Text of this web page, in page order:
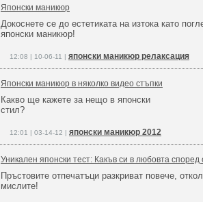
Японски маникюр
Докоснете се до естетиката на изтока като
японски маникюр!
12:08 | 10-06-11 | японски маникюр релаксация
Японски маникюр в няколко видео стъпки
Какво ще кажете за нещо в японски
стил?
12:01 | 03-14-12 | японски маникюр 2012
Уникален японски тест: Какъв си в любовта според
Пръстовите отпечатъци разкриват повече,
мислите!